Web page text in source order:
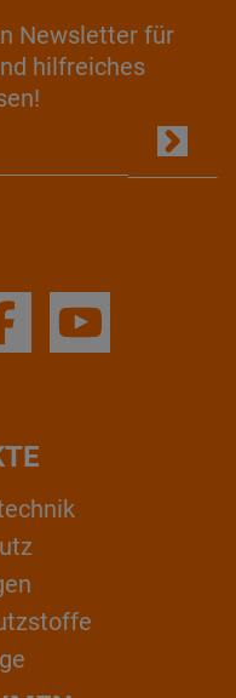
Newsletter für
hilfreiches